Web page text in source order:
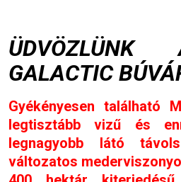
GALACTIC
Gyékényesen található
legtisztább vizű és
legnagyobb látó
változatos